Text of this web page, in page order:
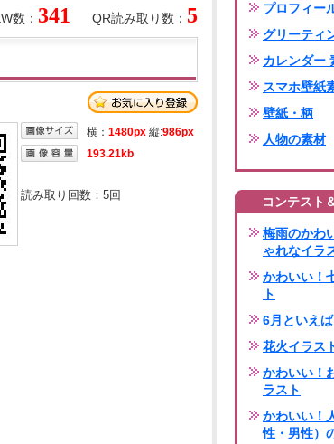
QR読み取り数： 5
数： 341
横： 1480px 縦:986px
193.21kb
読み取り回数： 5回
プロフィー
グリーティ
カレンダー
スマホ壁紙
壁紙・柄
人物の素材
コンテスト
梅雨のかわ
ゃれなイラ
かわいい！
ト
6月といえ
花火イラス
かわいい！
ラスト
かわいい！
性・男性）